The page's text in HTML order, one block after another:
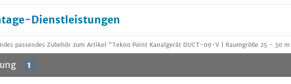
Dienstleistungen
passendes Zubehör zum Artikel "Tekno Point Kanalgerät DUCT-09-V | Raumgröße 25 - 30
1